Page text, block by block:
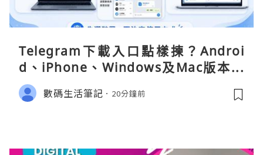
Telegram下載入口點樣揀？Androi
d、iPhone、Windows及Mac版本分
別
數碼生活筆記 20分鐘前